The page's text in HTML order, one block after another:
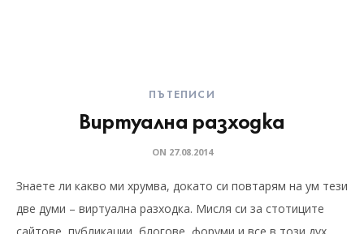
ПЪТЕПИСИ
Виртуална разходка
ON 27.08.2014
Знаете ли какво ми хрумва, докато си повтарям на ум тези
две думи – виртуална разходка. Мисля си за стотиците